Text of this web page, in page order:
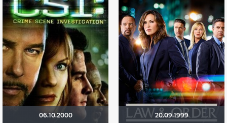
06.10.2000 20.09.1999